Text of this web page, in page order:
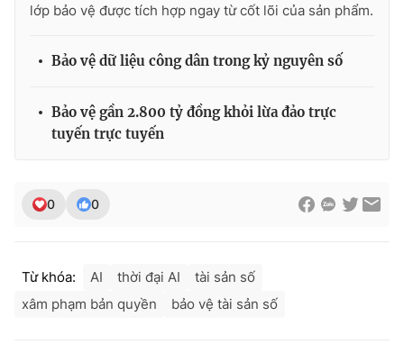
lớp bảo vệ được tích hợp ngay từ cốt lõi của sản phẩm.
Bảo vệ dữ liệu công dân trong kỷ nguyên số
Bảo vệ gần 2.800 tỷ đồng khỏi lừa đảo trực
tuyến trực tuyến
0 0
Từ khóa: AI thời đại AI
tài sản số
xâm phạm bản quyền
bảo vệ tài sản số